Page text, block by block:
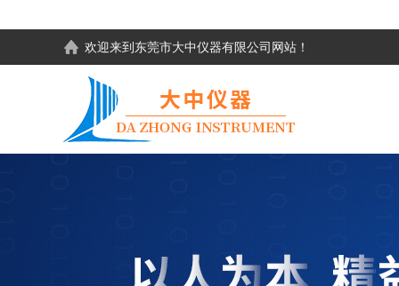
欢迎来到东莞市大中仪器有限公司网站！